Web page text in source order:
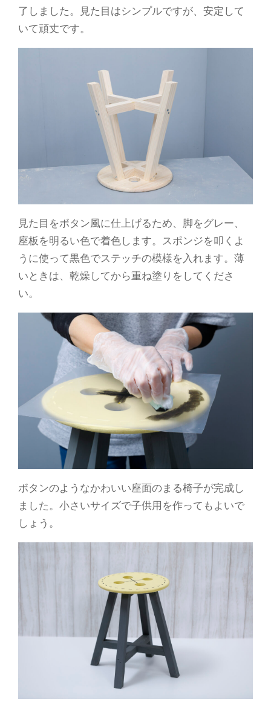
了しました。見た目はシンプルですが、安定して
いて頑丈です。
見た目をボタン風に仕上げるため、脚をグレー、
座板を明るい色で着色します。スポンジを叩くよ
うに使って黒色でステッチの模様を入れます。薄
いときは、乾燥してから重ね塗りをしてくださ
い。
ボタンのようなかわいい座面のまる椅子が完成し
ました。小さいサイズで子供用を作ってもよいで
しょう。